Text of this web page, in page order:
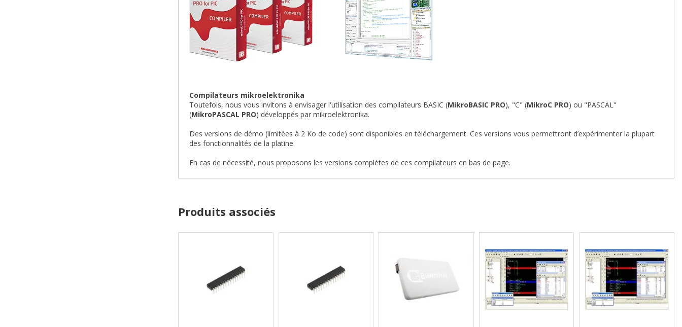
Compilateurs mikroelektronika
Toutefois, nous vous invitons à envisager l'utilisation des compilateurs BASIC (MikroBASIC PRO), "C" (MikroC PRO) ou "PASCAL"
(MikroPASCAL PRO) développés par mikroelektronika.
Des versions de démo (limitées à 2 Ko de code) sont disponibles en téléchargement. Ces versions vous permettront d’expérimenter la plupart
des fonctionnalités de la platine.
En cas de nécessité, nous proposons les versions complètes de ces compilateurs en bas de page.
Produits associés